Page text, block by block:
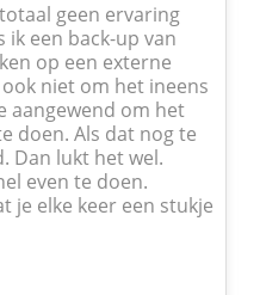
geen ervaring
ik een back-up van
op een externe
niet om het ineens
aangewend om het
doen. Als dat nog te
Dan lukt het wel.
even te doen.
je elke keer een stukje